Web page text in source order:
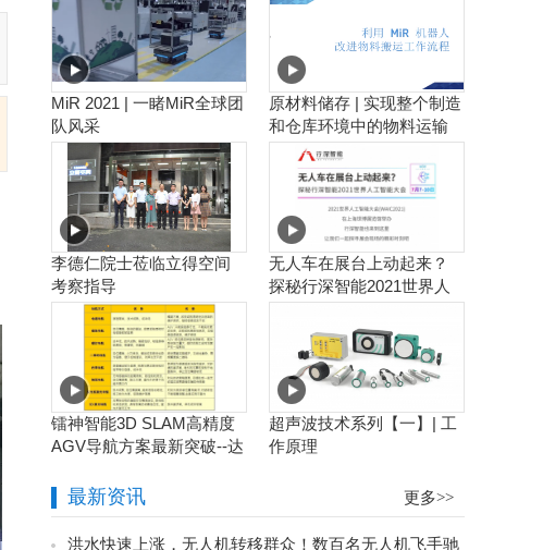
MiR 2021 | 一睹MiR全球团
队风采
原材料储存 | 实现整个制造
和仓库环境中的物料运输
工作流程自动化
李德仁院士莅临立得空间
考察指导
无人车在展台上动起来？
探秘行深智能2021世界人
工智能大会
镭神智能3D SLAM高精度
AGV导航方案最新突破--达
超声波技术系列【一】| 工
作原理
最新资讯 更多>>
洪水快速上涨，无人机转移群众！数百名无人机飞手驰